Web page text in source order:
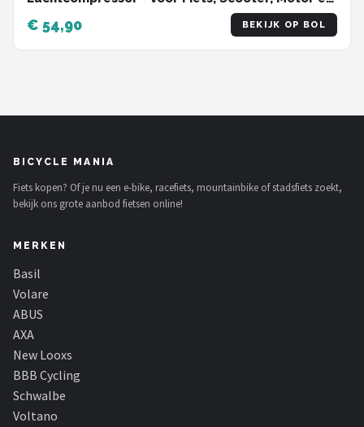
Ballen - Elektrische Bandenpomp - Oplaadbaar
& Draagbaar - Bandenpomp - Compressor - Voor
in Noodpakket - PRO
€ 54,90 BEKIJK OP BOL
BICYCLE MANIA
Fiets kopen? Of je nu een e-bike, racefiets, mountainbike of stadsfiets zoekt,
bekijk ons grote aanbod fietsen online!
MERKEN
Basil
Volare
ABUS
AXA
New Looxs
BBB Cycling
Schwalbe
Voltano